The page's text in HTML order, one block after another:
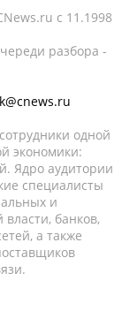
c 11.1998
разбора -
одной
экономики:
Ядро аудитории
специалисты
и
власти, банков,
а также